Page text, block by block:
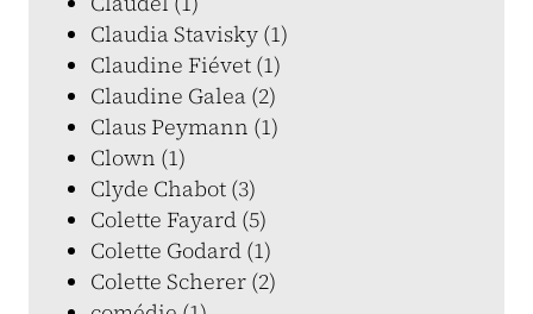
Claudia Stavisky (1)
Claudine Fiévet (1)
Claudine Galea (2)
Claus Peymann (1)
Clown (1)
Clyde Chabot (3)
Colette Fayard (5)
Colette Godard (1)
Colette Scherer (2)